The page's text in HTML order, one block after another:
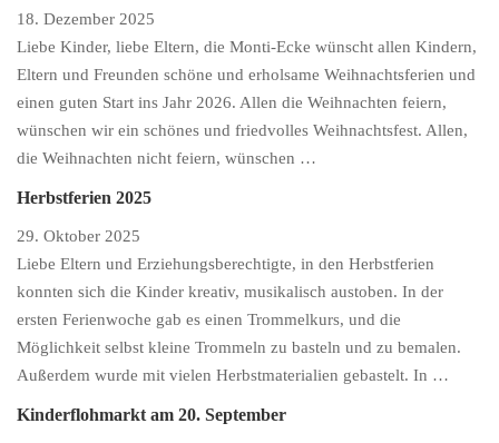
18. Dezember 2025
Liebe Kinder, liebe Eltern, die Monti-Ecke wünscht allen Kindern,
Eltern und Freunden schöne und erholsame Weihnachtsferien und
einen guten Start ins Jahr 2026. Allen die Weihnachten feiern,
wünschen wir ein schönes und friedvolles Weihnachtsfest. Allen,
die Weihnachten nicht feiern, wünschen …
Herbstferien 2025
29. Oktober 2025
Liebe Eltern und Erziehungsberechtigte, in den Herbstferien
konnten sich die Kinder kreativ, musikalisch austoben. In der
ersten Ferienwoche gab es einen Trommelkurs, und die
Möglichkeit selbst kleine Trommeln zu basteln und zu bemalen.
Außerdem wurde mit vielen Herbstmaterialien gebastelt. In …
Kinderflohmarkt am 20. September